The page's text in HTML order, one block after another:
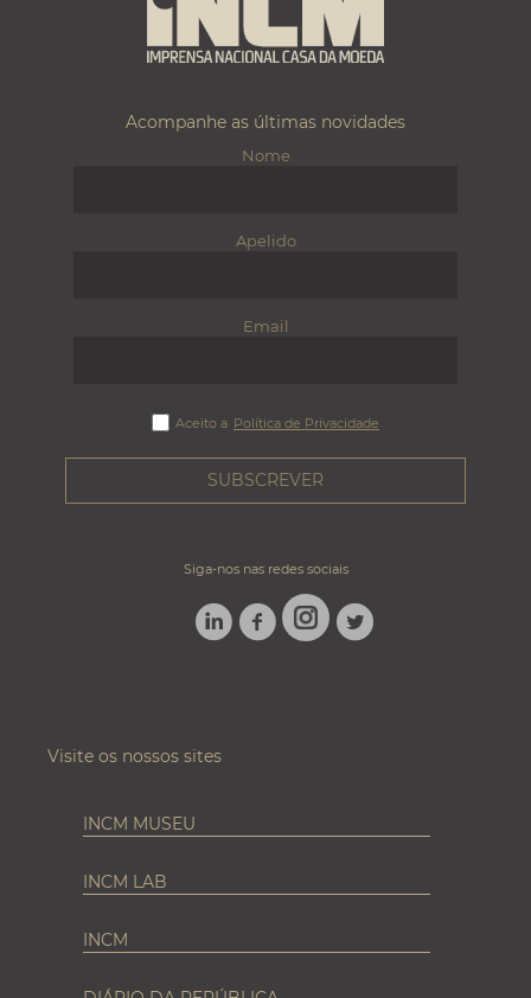
Acompanhe as últimas novidades
Nome
Apelido
Email
Aceito a Política de Privacidade
Siga-nos nas redes sociais
LINKEDINFACEBOOK
INSTAGRAM
TWITTER
Visite os nossos sites
INCM MUSEU
INCM LAB
INCM